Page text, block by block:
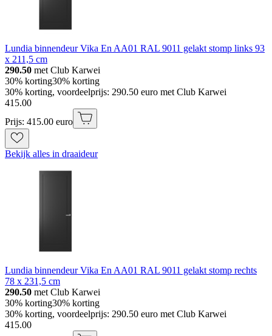
Lundia binnendeur Vika En AA01 RAL 9011 gelakt stomp links 93
x 211,5 cm
290.50 met Club Karwei
30% korting30% korting
30% korting, voordeelprijs: 290.50 euro met Club Karwei
415.00
Prijs: 415.00 euro
Bekijk alles in draaideur
Lundia binnendeur Vika En AA01 RAL 9011 gelakt stomp rechts
78 x 231,5 cm
290.50 met Club Karwei
30% korting30% korting
30% korting, voordeelprijs: 290.50 euro met Club Karwei
415.00